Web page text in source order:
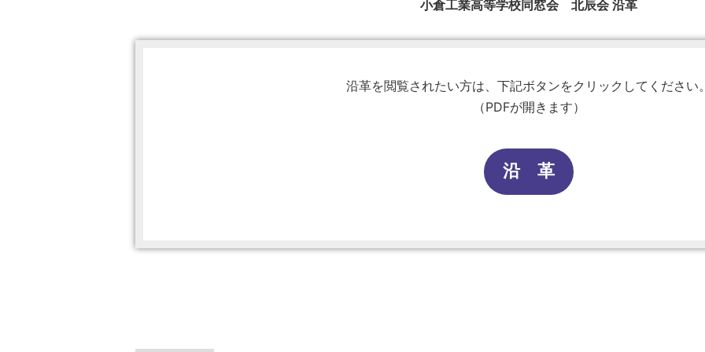
小倉工業高等学校同窓会 北辰会 沿革
沿革を閲覧されたい方は、下記ボタンをクリックしてください
（PDFが開きます）
沿 革